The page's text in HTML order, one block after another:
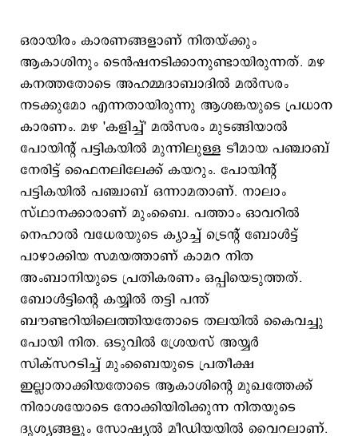
ഒരായിരം കാരണങ്ങളാണ് നിതയ്ക്കും
ആകാശിനും ടെന്‍ഷനടിക്കാനുണ്ടായിരുന്നത്. മഴ
കനത്തതോടെ അഹമ്മദാബാദില്‍ മല്‍സരം
നടക്കുമോ എന്നതായിരുന്നു ആശങ്കയുടെ പ്രധാന
കാരണം. മഴ 'കളിച്ച്' മല്‍സരം മുടങ്ങിയാല്‍
പോയിന്‍റ് പട്ടികയില്‍ മുന്നിലുള്ള ടീമായ പഞ്ചാബ്
നേരിട്ട് ഫൈനലിലേക്ക് കയറും. പോയിന്‍റ്
പട്ടികയില്‍ പഞ്ചാബ് ഒന്നാമതാണ്. നാലാം
സ്ഥാനക്കാരാണ് മുംബൈ. പത്താം ഓവറില്‍
നെഹാൽ വധേരയുടെ ക്യാച്ച് ട്രെന്‍റ് ബോള്‍ട്ട്
പാഴാക്കിയ സമയത്താണ് കാമറ നിത
അംബാനിയുടെ പ്രതികരണം ഒപ്പിയെടുത്തത്.
ബോള്‍ട്ടിന്‍റെ കയ്യില്‍ തട്ടി പന്ത്
ബൗണ്ടറിയിലെത്തിയതോടെ തലയില്‍ കൈവച്ചു
പോയി നിത. ഒടുവില്‍ ശ്രേയസ് അയ്യര്‍
സിക്സറടിച്ച് മുംബൈയുടെ പ്രതീക്ഷ
ഇല്ലാതാക്കിയതോടെ ആകാശിന്‍റെ മുഖത്തേക്ക്
നിരാശയോടെ നോക്കിയിരിക്കുന്ന നിതയുടെ
ദൃശ്യങ്ങളും സോഷ്യല്‍ മീഡിയയില്‍ വൈറലാണ്.